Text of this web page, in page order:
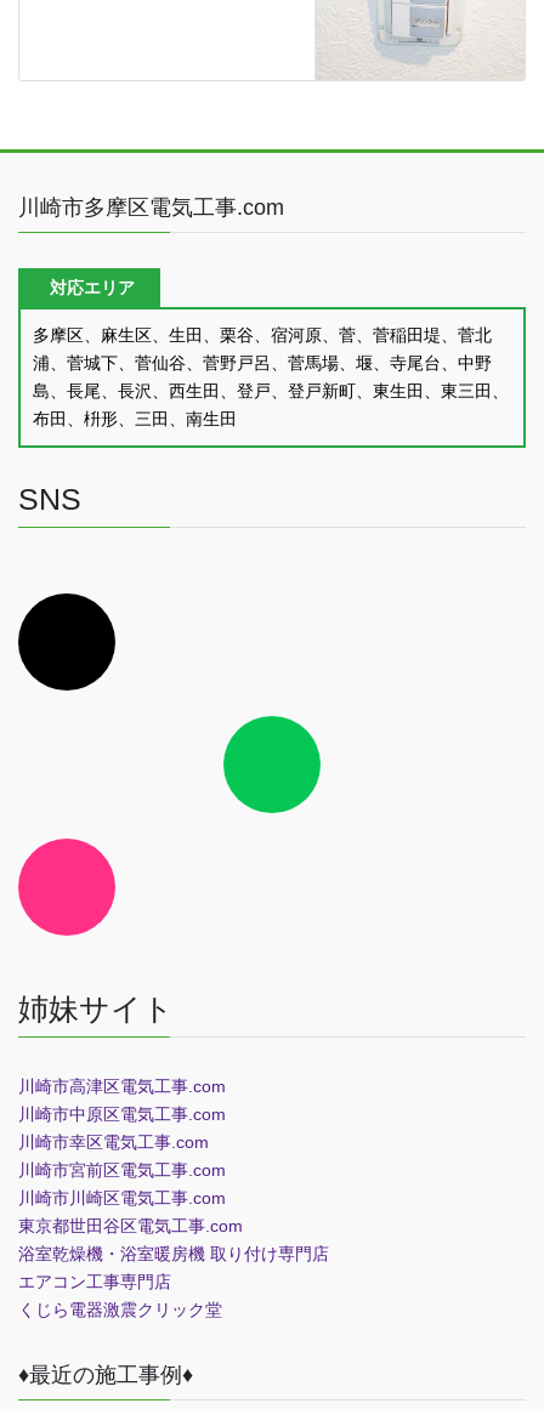
川崎市多摩区電気工事.com
対応エリア
多摩区、麻生区、生田、栗谷、宿河原、菅、菅稲田堤、菅北
浦、菅城下、菅仙谷、菅野戸呂、菅馬場、堰、寺尾台、中野
島、長尾、長沢、西生田、登戸、登戸新町、東生田、東三田、
布田、枡形、三田、南生田
SNS
イ
コ
ン
リ
イ
コ
ン
リ
イ
コ
ン
リ
姉妹サイト
川崎市高津区電気工事.com
川崎市中原区電気工事.com
川崎市幸区電気工事.com
川崎市宮前区電気工事.com
川崎市川崎区電気工事.com
東京都世田谷区電気工事.com
浴室乾燥機・浴室暖房機 取り付け専門店
エアコン工事専門店
くじら電器激震クリック堂
♦最近の施工事例♦